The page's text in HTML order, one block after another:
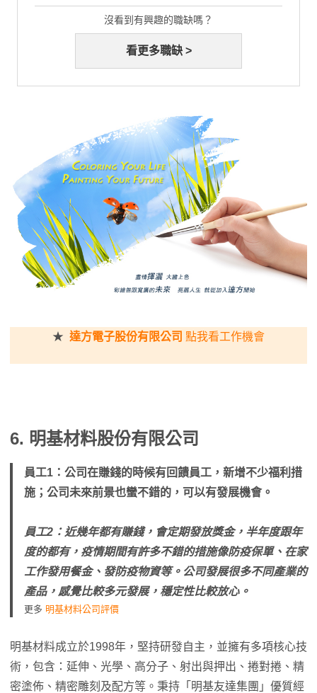
沒看到有興趣的職缺嗎？
看更多職缺 >
★ 達方電子股份有限公司 點我看工作機會
6. 明基材料股份有限公司
員工1：公司在賺錢的時候有回饋員工，新增不少福利措
施；公司未來前景也蠻不錯的，可以有發展機會。
員工2：近幾年都有賺錢，會定期發放獎金，半年度跟年
度的都有，疫情期間有許多不錯的措施像防疫保單、在家
工作發用餐金、發防疫物資等。公司發展很多不同產業的
產品，感覺比較多元發展，穩定性比較放心。
更多 明基材料公司評價
明基材料成立於1998年，堅持研發自主，並擁有多項核心技
術，包含：延伸、光學、高分子、射出與押出、捲對捲、精
密塗佈、精密雕刻及配方等。秉持「明基友達集團」優質經